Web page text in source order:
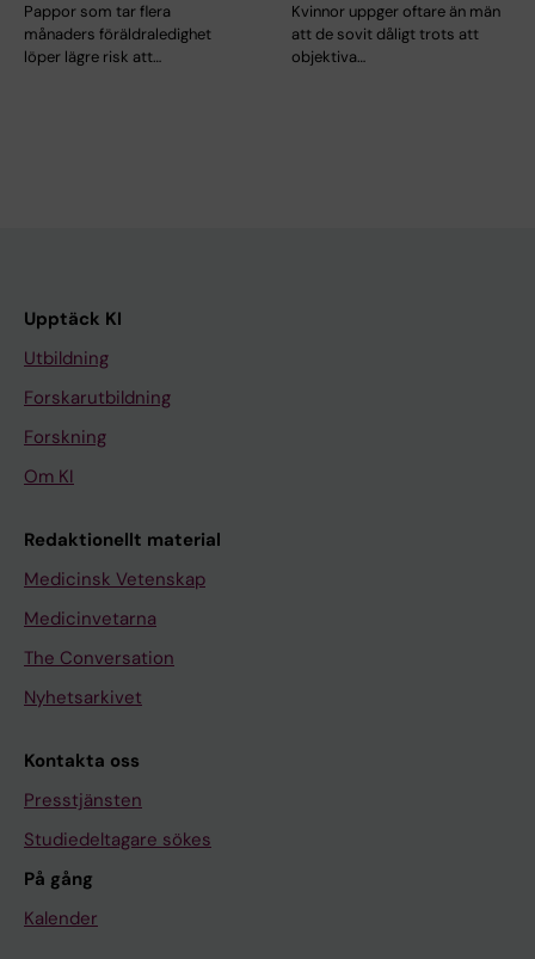
Pappor som tar flera
månaders föräldraledighet
löper lägre risk att…
Kvinnor uppger oftare än män
att de sovit dåligt trots att
objektiva…
Upptäck KI
Utbildning
Forskarutbildning
Forskning
Om KI
Redaktionellt material
Medicinsk Vetenskap
Medicinvetarna
The Conversation
Nyhetsarkivet
Kontakta oss
Presstjänsten
Studiedeltagare sökes
På gång
Kalender